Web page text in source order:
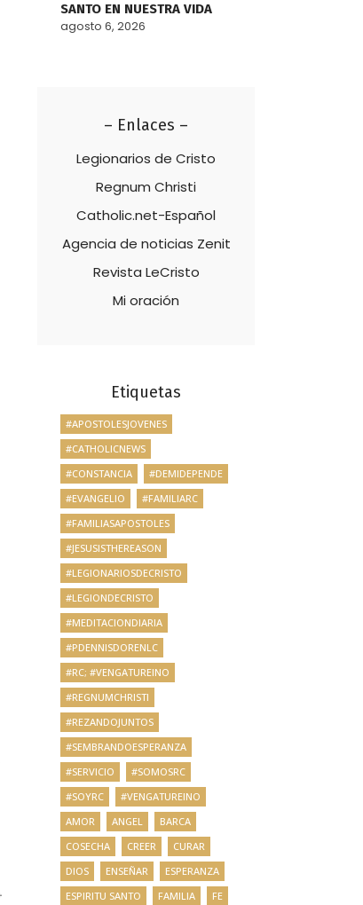
SANTO EN NUESTRA VIDA
agosto 6, 2026
– Enlaces –
Legionarios de Cristo
Regnum Christi
Catholic.net-Español
Agencia de noticias Zenit
Revista LeCristo
Mi oración
Etiquetas
#APOSTOLESJOVENES
#CATHOLICNEWS
#CONSTANCIA
#DEMIDEPENDE
#EVANGELIO
#FAMILIARC
#FAMILIASAPOSTOLES
#JESUSISTHEREASON
#LEGIONARIOSDECRISTO
#LEGIONDECRISTO
#MEDITACIONDIARIA
#PDENNISDORENLC
#RC; #VENGATUREINO
#REGNUMCHRISTI
#REZANDOJUNTOS
#SEMBRANDOESPERANZA
#SERVICIO
#SOMOSRC
#SOYRC
#VENGATUREINO
AMOR
ANGEL
BARCA
COSECHA
CREER
CURAR
DIOS
ENSEÑAR
ESPERANZA
ESPIRITU SANTO
FAMILIA FE